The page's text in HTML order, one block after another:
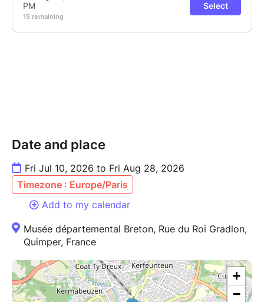
Date and place
Fri Jul 10, 2026 to Fri Aug 28, 2026
Timezone : Europe/Paris
Add to my calendar
Musée départemental Breton, Rue du Roi Gradlon,
Quimper, France
+
−